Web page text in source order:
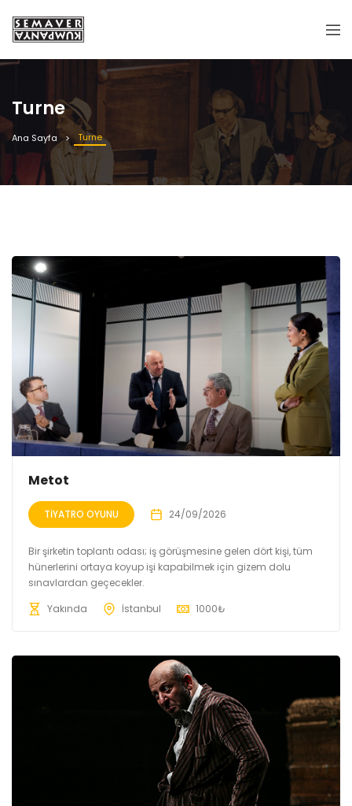
Turne
Ana Sayfa Turne
Metot
TIYATRO OYUNU 24/09/2026
Bir şirketin toplantı odası; iş görüşmesine gelen dört kişi, tüm
hünerlerini ortaya koyup işi kapabilmek için gizem dolu
sınavlardan geçecekler.
Yakında
İstanbul 1000₺